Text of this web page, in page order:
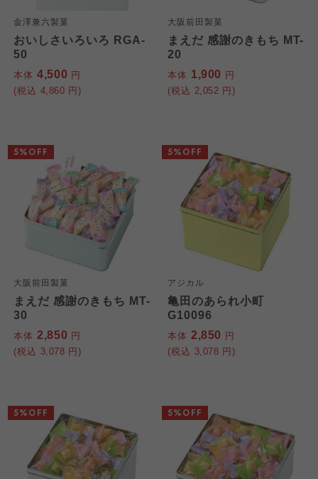
金澤兼六製菓
おいしさいろいろ RGA-
50
本体 4,500 円
(税込 4,860 円)
大阪前田製菓
まえだ 感謝のきもち MT-
20
本体 1,900 円
(税込 2,052 円)
大阪前田製菓
まえだ 感謝のきもち MT-
30
本体 2,850 円
(税込 3,078 円)
5%OFF
アジカル
亀田のあられ小町
G10096
本体 2,850 円
(税込 3,078 円)
5%OFF
5%OFF 5%OFF